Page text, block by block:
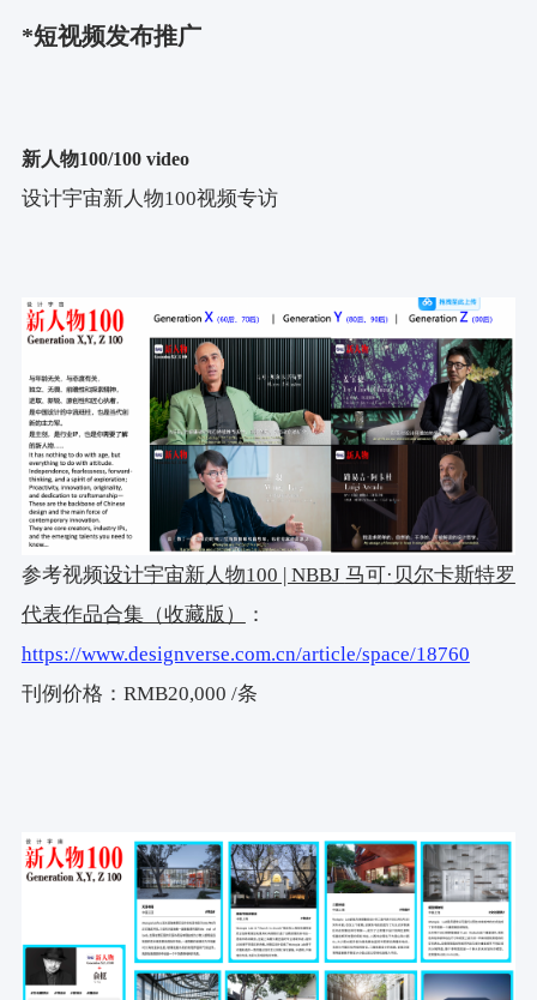
*短视频发布推广
新人物100/100 video
设计宇宙新人物100视频专访
参考视频设计宇宙新人物100 | NBBJ 马可· 贝尔卡斯特罗
代表作品合集（收藏版）
：
https://www.designverse.com.cn/article/space/18760
刊例价格：RMB20,000 /条